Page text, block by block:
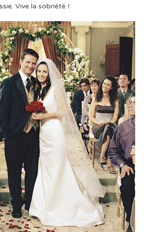
Vive la sobriété !